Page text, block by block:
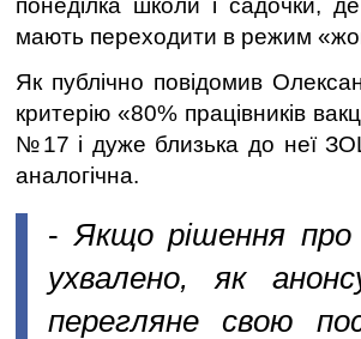
понеділка школи і садочки,
мають переходити в режим
Як публічно повідомив
критерію «80% працівників
№17 і дуже близька до неї
аналогічна.
- Якщо рішення про
ухвалено, як
перегляне свою